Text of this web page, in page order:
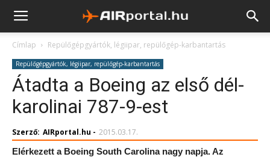
Címlap Repülőgépgyártók, légiipar, repülőgép-karbantartás
Repülőgépgyártók, légiipar, repülőgép-karbantartás
Átadta a Boeing az első dél-
karolinai 787-9-est
Szerző: AIRportal.hu - 2015.03.17.
Elérkezett a Boeing South Carolina nagy napja. Az